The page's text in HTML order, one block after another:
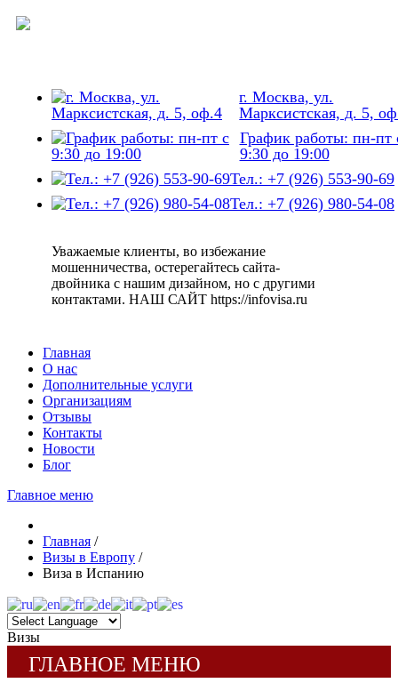
г. Москва, ул.
Марксистская, д. 5,
График работы: пн-пт
9:30 до 19:00
Тел.: +7 (926) 553-90-69
Тел.: +7 (926) 980-54-08
Уважаемые клиенты, во избежание
мошенничества, остерегайтесь сайта-
двойника c нашим дизайном, но с другими
контактами. НАШ САЙТ https://infovisa.ru
Главная
О нас
Дополнительные услуги
Организациям
Отзывы
Контакты
Новости
Блог
Главное меню
Главная /
Визы в Европу /
Виза в Испанию
Визы
ГЛАВНОЕ МЕНЮ